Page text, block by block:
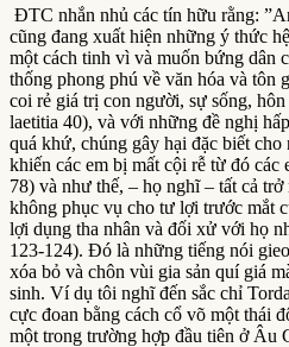
ĐTC nhắn nhủ các tín hữu rằng:
cũng đang xuất hiện những ý thức
một cách tinh vì và muốn bứng dân
thống phong phú về văn hóa và tôn
coi rẻ giá trị con người, sự sống,
laetitia 40), và với những đề nghị
quá khứ, chúng gây hại đặc biết
khiến các em bị mất cội rễ từ đó
78) và như thế, – họ nghĩ – tất cả trở
không phục vụ cho tư lợi trước mắt
lợi dụng tha nhân và đối xử với họ
123-124). Đó là những tiếng nói
xóa bỏ và chôn vùi gia sản quí giá
sinh. Ví dụ tôi nghĩ đến sắc chỉ
cực đoan bằng cách cổ võ một thái
một trong trường hợp đầu tiên ở Âu